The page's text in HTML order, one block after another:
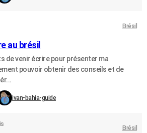
Brésil
au brésil
de venir écrire pour présenter ma
pouvoir obtenir des conseils et de
ivan-bahia-guide
Brésil